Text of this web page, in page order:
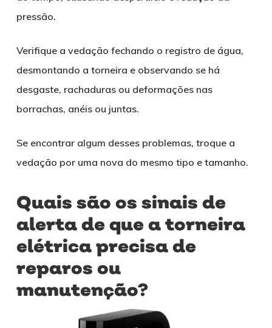
pressão.
Verifique a vedação fechando o registro de água,
desmontando a torneira e observando se há
desgaste, rachaduras ou deformações nas
borrachas, anéis ou juntas.
Se encontrar algum desses problemas, troque a
vedação por uma nova do mesmo tipo e tamanho.
Quais são os sinais de
alerta de que a torneira
elétrica precisa de
reparos ou
manutenção?